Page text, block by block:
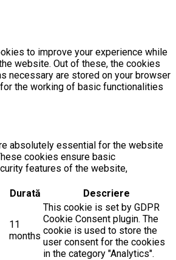
to improve your experience while
website. Out of these, the cookies
necessary are stored on your browser
the working of basic functionalities
absolutely essential for the website
cookies ensure basic
features of the website,
Durată Descriere
11
months
This cookie is set by GDPR
Cookie Consent plugin. The
cookie is used to store the
user consent for the cookies
in the category "Analytics".